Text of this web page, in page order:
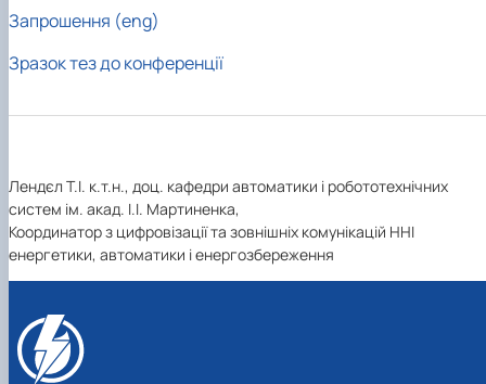
Запрошення (eng)
Зразок тез до конференції
Лендєл Т.І. к.т.н., доц. кафедри автоматики і робототехнічних
систем ім. акад. І.І. Мартиненка,
Координатор з цифровізації та зовнішніх комунікацій ННІ
енергетики, автоматики і енергозбереження